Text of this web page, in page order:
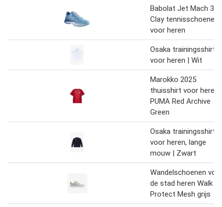
Babolat Jet Mach 3
Clay tennisschoenen
voor heren
Osaka trainingsshirt
voor heren | Wit
Marokko 2025
thuisshirt voor heren
PUMA Red Archive
Green
Osaka trainingsshirt
voor heren, lange
mouw | Zwart
Wandelschoenen
de stad heren Walk
Protect Mesh grijs